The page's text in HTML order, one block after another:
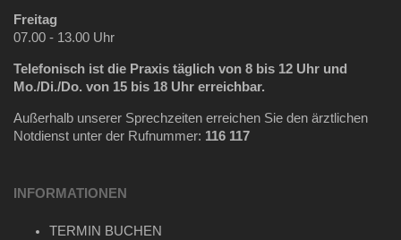
Freitag
07.00 - 13.00 Uhr
Telefonisch ist die Praxis täglich von 8 bis 12 Uhr und
Mo./Di./Do. von 15 bis 18 Uhr erreichbar.
Außerhalb unserer Sprechzeiten erreichen Sie den ärztlichen
Notdienst unter der Rufnummer: 116 117
INFORMATIONEN
TERMIN BUCHEN